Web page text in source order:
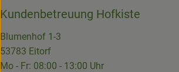
Kundenbetreuung Hofkiste
Blumenhof 1-3
53783 Eitorf
Mo - Fr: 08:00 - 13:00 Uhr